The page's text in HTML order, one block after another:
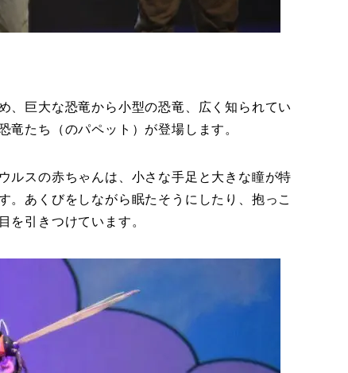
、巨大な恐竜から小型の恐竜、広く知られてい
竜たち（のパペット）が登場します。
ルスの赤ちゃんは、小さな手足と大きな瞳が特
。あくびをしながら眠たそうにしたり、抱っこ
を引きつけています。